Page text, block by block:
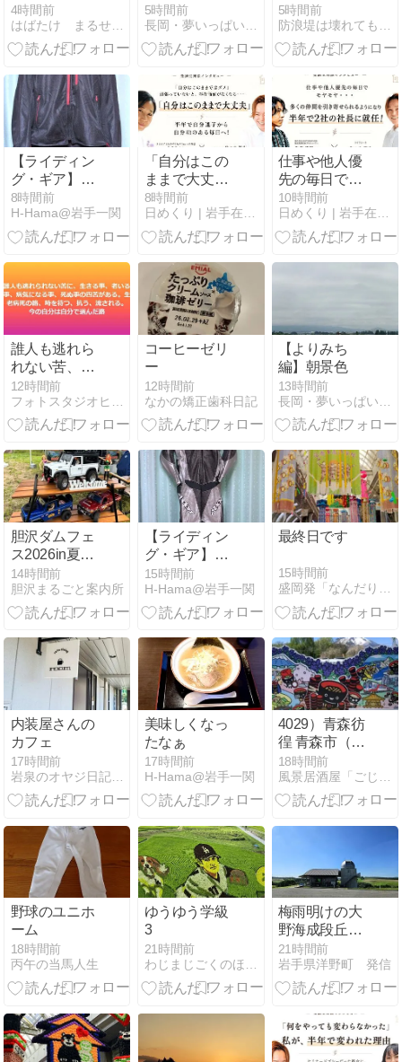
4時間前
はばたけ まるせい呉服店
5時間前
長岡・夢いっぱい公園
5時間前
防浪堤は壊れても 〜たろうの海〜
【ライディン
グ・ギア】：
Daytona メッ
シュジャケッ
ト：上下
8時間前
H-Hama@岩手一関
「自分はこの
ままで大丈
夫」半年で自
分迷子→自分
軸のある毎日
んインタビュ
8時間前
日めくり | 岩手在住 主夫ブロガーの日常
仕事や他人優
先の毎日でモ
ヤモヤ→多く
の仲間を引き
寄せられるよ
ストーリー
10時間前
日めくり | 岩手在住 主夫ブロガーの日常
誰人も逃れら
れない苦、生
きること、老
いること、病
気になるこ
の四苦
12時間前
コーヒーゼリ
ー
12時間前
なかの矯正歯科日記
【よりみち
編】朝景色
13時間前
胆沢ダムフェ
ス2026in夏の
後半 明日から
２日間開催
14時間前
胆沢まるごと案内所
【ライディン
グ・ギア】：
SPOON バイ
ク用レーシン
グツナギ
15時間前
H-Hama@岩手一関
最終日です
15時間前
内装屋さんの
カフェ
17時間前
岩泉のオヤジ日記（現在生息中）
美味しくなっ
たなぁ
17時間前
H-Hama@岩手一関
4029）青森彷
徨 青森市（国
道境）
18時間前
野球のユニホ
ーム
18時間前
丙午の当馬人生
ゆうゆう学級
3
21時間前
梅雨明けの大
野海成段丘の
青空！
21時間前
岩手県洋野町 発信